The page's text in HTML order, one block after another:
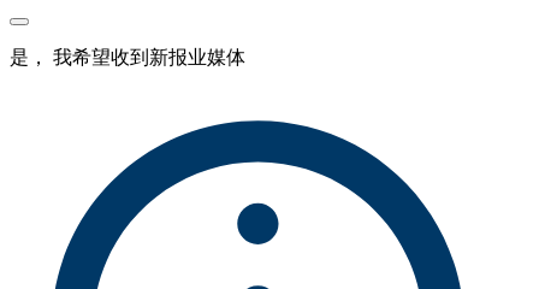
是， 我希望收到新报业媒体